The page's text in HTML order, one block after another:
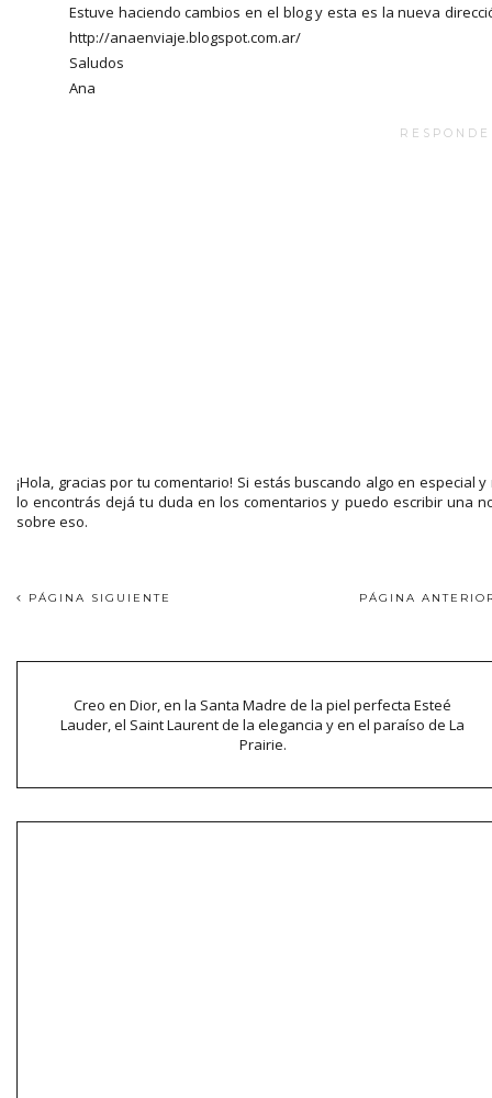
Estuve haciendo cambios en el blog y esta es la nueva
http://anaenviaje.blogspot.com.ar/
Saludos
Ana
¡Hola, gracias por tu comentario! Si estás buscando algo en especial y
lo encontrás dejá tu duda en los comentarios y puedo escribir una
sobre eso.
PÁGINA SIGUIENTE PÁGINA
Creo en Dior, en la Santa Madre de la piel perfecta Esteé
Lauder, el Saint Laurent de la elegancia y en el paraíso de La
Prairie.